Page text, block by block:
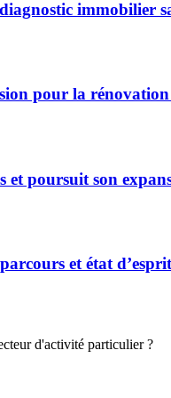
immobilier
pour la
poursuit son
et état d’esprit
d'activité particulier ?